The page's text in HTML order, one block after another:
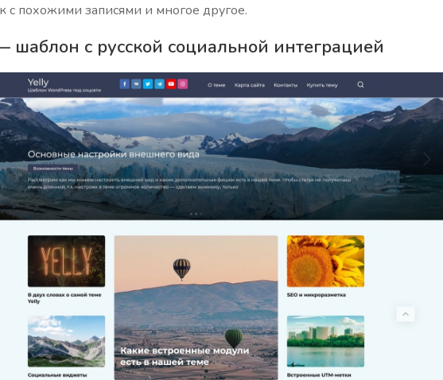
с похожими записями и многое другое.
шаблон с русской социальной интеграцией